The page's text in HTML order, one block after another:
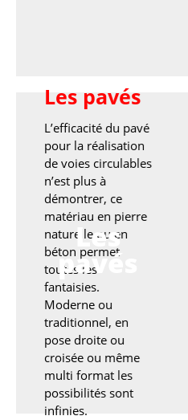
Les
pavés
Les pavés
L’efficacité du pavé
pour la réalisation
de voies circulables
n’est plus à
démontrer, ce
matériau en pierre
naturelle ou en
béton permet
toutes les
fantaisies.
Moderne ou
traditionnel, en
pose droite ou
croisée ou même
multi format les
possibilités sont
infinies.